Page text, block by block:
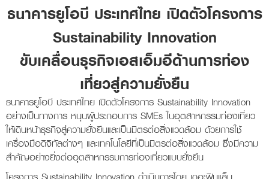
ธนาคารยูโอบี ประเทศไทย เปิดตัวโครงการ
Sustainability Innovation
ขับเคลื่อนธุรกิจเอสเอ็มอีด้านการท่อง
เที่ยวสู่ความยั่งยืน
ธนาคารยูโอบี ประเทศไทย เปิดตัวโครงการ Sustainability Innovation
อย่างเป็นทางการ หนุนผู้ประกอบการ SMEs ในอุตสาหกรรมท่องเที่ยว
ให้เดินหน้าธุรกิจสู่ความยั่งยืนและเป็นมิตรต่อสิ่งแวดล้อม ด้วยการใช้
เครื่องมือดิจิทัลต่างๆ และเทคโนโลยีที่เป็นมิตรต่อสิ่งแวดล้อม ซึ่งมีความ
สำคัญอย่างยิ่งต่ออุตสาหกรรมการท่องเที่ยวแบบยั่งยืน